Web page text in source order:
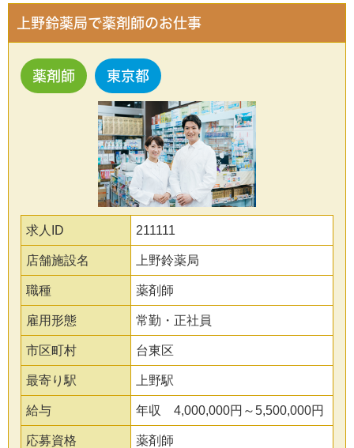
上野鈴薬局で薬剤師のお仕事
薬剤師 東京都
求人ID 211111
店舗施設名 上野鈴薬局
職種 薬剤師
雇用形態 常勤・正社員
市区町村 台東区
最寄り駅 上野駅
給与 年収 4,000,000円～5,500,000円
応募資格 薬剤師